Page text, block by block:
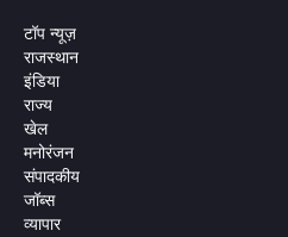
टॉप न्यूज़
राजस्थान
इंडिया
राज्य
खेल
मनोरंजन
संपादकीय
जॉब्स
व्यापार